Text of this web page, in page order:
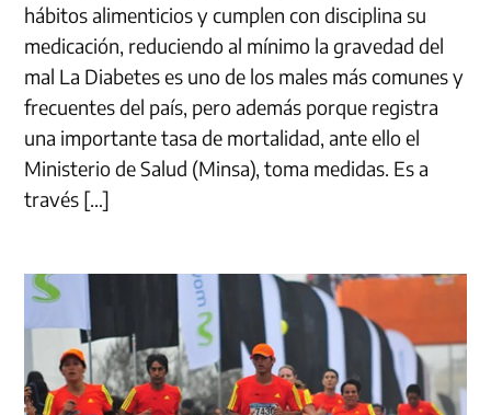
hábitos alimenticios y cumplen con disciplina su
medicación, reduciendo al mínimo la gravedad del
mal La Diabetes es uno de los males más comunes y
frecuentes del país, pero además porque registra
una importante tasa de mortalidad, ante ello el
Ministerio de Salud (Minsa), toma medidas. Es a
través […]